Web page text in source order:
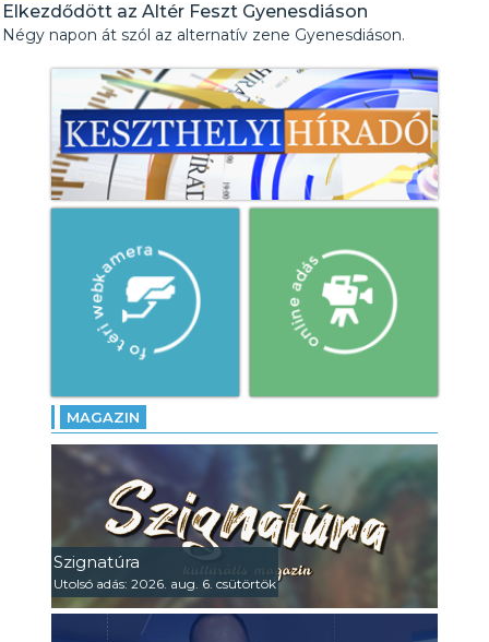
Elkezdődött az Altér Feszt Gyenesdiáson
Négy napon át szól az alternatív zene Gyenesdiáson.
MAGAZIN
Szignatúra
Utolsó adás: 2026. aug. 6. csütörtök